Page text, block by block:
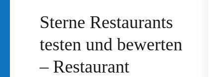
Sterne Restaurants
testen und bewerten
– Restaurant